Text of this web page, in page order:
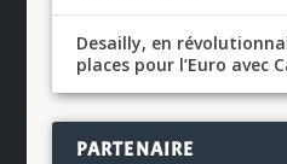
Desailly, en
places pour l’Euro avec
PARTENAIRE